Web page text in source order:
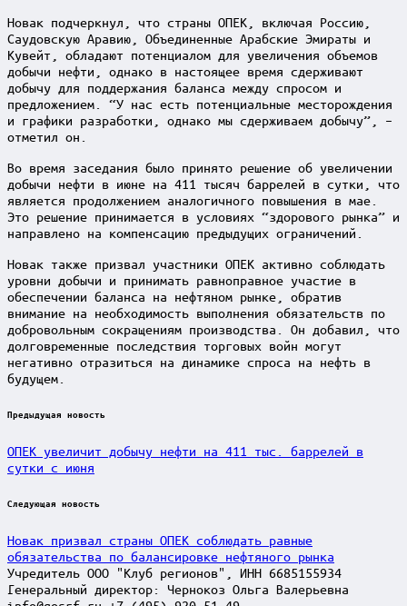
Новак подчеркнул, что страны ОПЕК, включая Россию,
Саудовскую Аравию, Объединенные Арабские Эмираты и
Кувейт, обладают потенциалом для увеличения объемов
добычи нефти, однако в настоящее время сдерживают
добычу для поддержания баланса между спросом и
предложением. “У нас есть потенциальные месторождения
и графики разработки, однако мы сдерживаем добычу”, –
отметил он.
Во время заседания было принято решение об увеличении
добычи нефти в июне на 411 тысяч баррелей в сутки, что
является продолжением аналогичного повышения в мае.
Это решение принимается в условиях “здорового рынка” и
направлено на компенсацию предыдущих ограничений.
Новак также призвал участники OПEK активно соблюдать
уровни добычи и принимать равноправное участие в
обеспечении баланса на нефтяном рынке, обратив
внимание на необходимость выполнения обязательств по
добровольным сокращениям производства. Он добавил, что
долговременные последствия торговых войн могут
негативно отразиться на динамике спроса на нефть в
будущем.
Post
Предыдущая новость
ОПЕК увеличит добычу нефти на 411 тыс. баррелей в
сутки с июня
Следующая новость
Новак призвал страны ОПЕК соблюдать равные
обязательства по балансировке нефтяного рынка
Учредитель ООО "Клуб регионов", ИНН 6685155934
Генеральный директор: Чернокоз Ольга Валерьевна